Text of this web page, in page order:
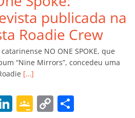
n Cl
a
ss
ro
o
m
n
k
til
h
ar
publicada na
Roadie Crew
NO ONE SPOKE, que
“Nine Mirrors”, concedeu uma
[…]
Li G C